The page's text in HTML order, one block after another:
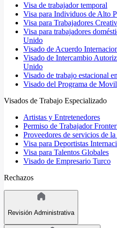
Visa de trabajador temporal
Visa para Individuos de Alto
Visa para Trabajadores
Visa para trabajadores
Unido
Visado de Acuerdo
Visado de Intercambio
Unido
Visado de trabajo estacional
Visado del Programa de
Visados de Trabajo Especializado
Artistas y Entretenedores
Permiso de Trabajador
Proveedores de servicios de
Visa para Deportistas
Visa para Talentos Globales
Visado de Empresario Turco
Rechazos
Revisión Administrativa